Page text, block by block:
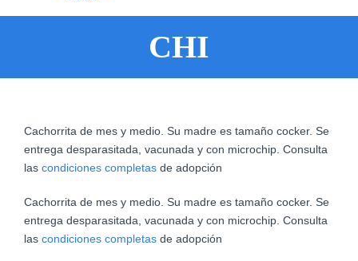
CHI
Ver
imagen
más
Cachorrita de mes y medio. Su madre es tamaño cocker. Se
entrega desparasitada, vacunada y con microchip. Consulta
las condiciones completas de adopción
Cachorrita de mes y medio. Su madre es tamaño cocker. Se
entrega desparasitada, vacunada y con microchip. Consulta
las condiciones completas de adopción